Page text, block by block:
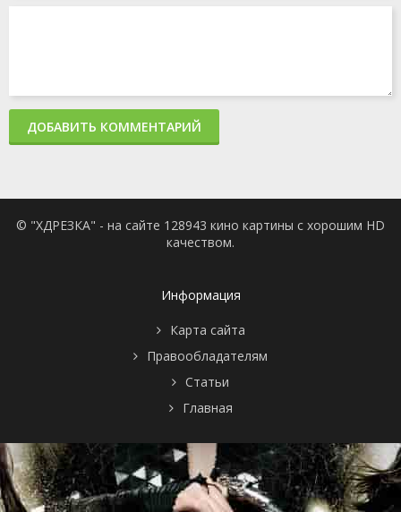
ДОБАВИТЬ КОММЕНТАРИЙ
© "ХДРЕЗКА" - на сайте 128943 кино картины с хорошим HD
качеством.
Информация
Карта сайта
Правообладателям
Статьи
Главная